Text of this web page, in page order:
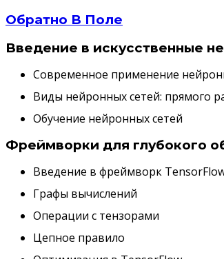
Обратно В Поле
Введение в искусственные
Современное применение
Виды нейронных сетей: прямого
Обучение нейронных сетей
Фреймворки для глубокого
Введение в фреймворк
Графы вычислений
Операции с тензорами
Цепное правило